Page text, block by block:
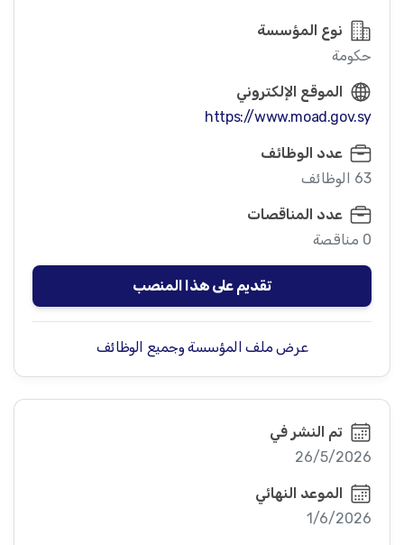
نوع المؤسسة
حكومة
الموقع الإلكتروني
https://www.moad.gov.sy
عدد الوظائف
63 الوظائف
عدد المناقصات
0 مناقصة
تقديم على هذا المنصب
عرض ملف المؤسسة وجميع الوظائف
تم النشر في
26/5/2026
الموعد النهائي
1/6/2026